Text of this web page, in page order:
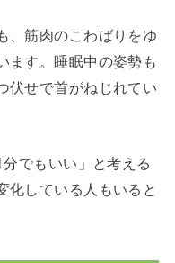
、筋肉のこわばりをゆ
ます。睡眠中の姿勢も
伏せで首がねじれてい
でもいい」と考える
化している人もいると